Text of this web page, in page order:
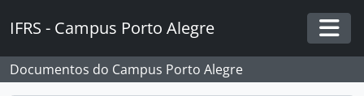
IFRS - Campus Porto Alegre
Documentos do Campus Porto Alegre